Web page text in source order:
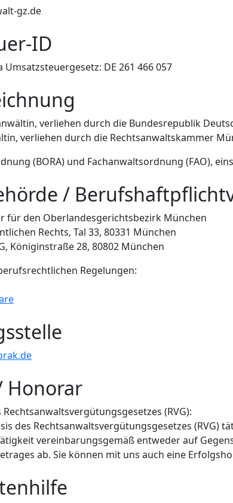
gz.de
ID
Umsatzsteuergesetz: DE 261 466 057
verliehen durch die Bundesrepublik
verliehen durch die Rechtsanwaltskammer
(BORA) und Fachanwaltsordnung (FAO),
/
für den Oberlandesgerichtsbezirk München
Rechts, Tal 33, 80331 München
Königinstraße 28, 80802 München
Regelungen:
Honorar
(RVG):
des Rechtsanwaltsvergütungsgesetzes
vereinbarungsgemäß entweder auf
ab. Sie können mit uns auch eine